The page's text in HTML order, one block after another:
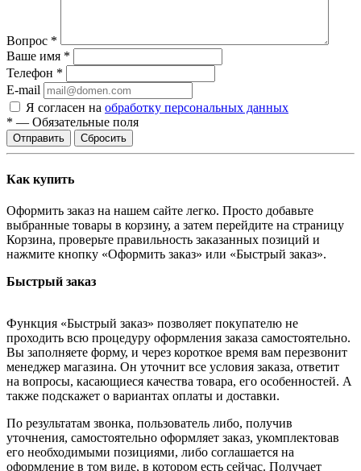
Вопрос *
Ваше имя *
Телефон *
E-mail
Я согласен на обработку персональных данных
* — Обязательные поля
Сбросить
Как купить
Оформить заказ на нашем сайте легко. Просто добавьте
выбранные товары в корзину, а затем перейдите на страницу
Корзина, проверьте правильность заказанных позиций и
нажмите кнопку «Оформить заказ» или «Быстрый заказ».
Быстрый заказ
Функция «Быстрый заказ» позволяет покупателю не
проходить всю процедуру оформления заказа самостоятельно.
Вы заполняете форму, и через короткое время вам перезвонит
менеджер магазина. Он уточнит все условия заказа, ответит
на вопросы, касающиеся качества товара, его особенностей. А
также подскажет о вариантах оплаты и доставки.
По результатам звонка, пользователь либо, получив
уточнения, самостоятельно оформляет заказ, укомплектовав
его необходимыми позициями, либо соглашается на
оформление в том виде, в котором есть сейчас. Получает